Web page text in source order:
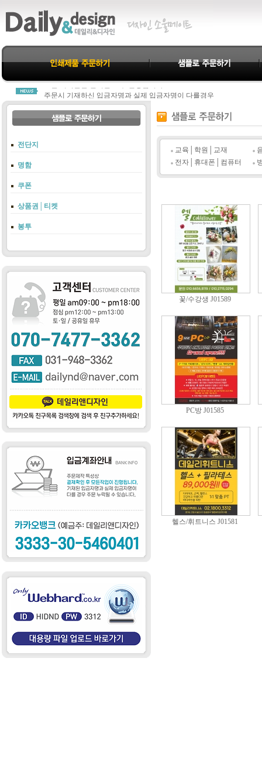
모든 제작물은 결제완료 후 진행됩니다.
주문시 기재하신 입금자명과 실제 입금자명이 다를경우
당사 고객센터 1800-3312로 연락주셔야 누락되지 않습니다.
항상 친절과 신뢰로 고객님께 다가가는 데일리&디자인이 되겠습니다.
데일리&디자인을 찾아주신 모든분께 진심으로 감사드립니다.
주문시 기재하신 입금자명과 실제 입금자명이 다를경우
당사 고객센터 1800-3312로 연락주셔야 누락되지 않습니다.
항상 친절과 신뢰로 고객님께 다가가는 데일리&디자인이 되겠습니다.
전단지
명함
쿠폰
상품권│티켓
봉투
교육│학원│교재
전자│휴대폰│컴퓨터
꽃/수강생 J01589
PC방 J01585
헬스/휘트니스 J01581